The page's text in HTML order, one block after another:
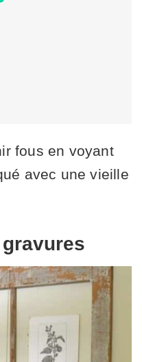
fous en voyant
avec une vieille